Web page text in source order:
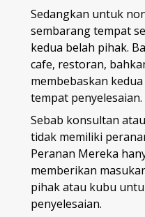
Sedangkan untuk
sembarang tempat
kedua belah pihak.
cafe, restoran,
membebaskan
tempat penyelesaian.
Sebab konsultan
tidak memiliki
Peranan Mereka
memberikan
pihak atau kubu
penyelesaian.